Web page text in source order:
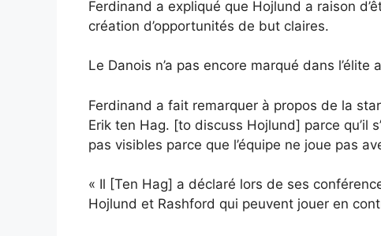
Ferdinand a expliqué que Hojlund a raison
création d’opportunités de but claires.
Le Danois n’a pas encore marqué dans
Ferdinand a fait remarquer à propos de la
Erik ten Hag. [to discuss Hojlund] parce qu’il
pas visibles parce que l’équipe ne joue pas
« Il [Ten Hag] a déclaré lors de ses
Hojlund et Rashford qui peuvent jouer en